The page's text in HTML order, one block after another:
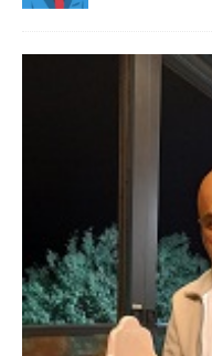
Danimarka
42 48 17 28
Lütfen Danimarka
Danimarka’dan
98 kiloda, Kumral,
Sigara var. Maddi